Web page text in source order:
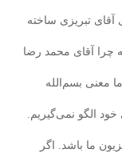
آقای تبریزی ساخته
چرا آقای محمد رضا
معنی بسم‌الله
خود الگو نمی‌گیریم.
ما باشد. اگر